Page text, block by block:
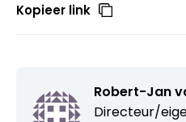
Kopieer link
Robert-Jan
Directeur/